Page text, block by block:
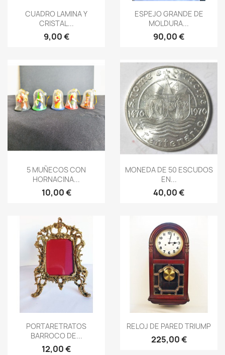
Vista rápida
CUADRO LAMINA Y
CRISTAL...
9,00 €
Vista rápida
ESPEJO GRANDE DE
MOLDURA...
90,00 €
Vista rápida
5 MUÑECOS CON
HORNACINA...
10,00 €
Vista rápida
MONEDA DE 50 ESCUDOS
EN...
40,00 €
Vista rápida
PORTARETRATOS
BARROCO DE...
12,00 €
Vista rápida
RELOJ DE PARED TRIUMP
225,00 €